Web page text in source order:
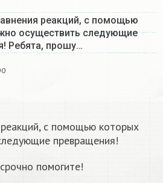
реакций, с помощью
осуществить следующие
Ребята, прошу…
с помощью которых
превращения!
помогите!